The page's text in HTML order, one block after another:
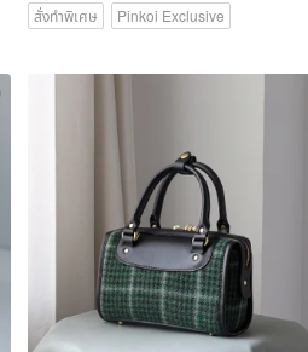
สั่งทำพิเศษ Pinkoi Exclusive